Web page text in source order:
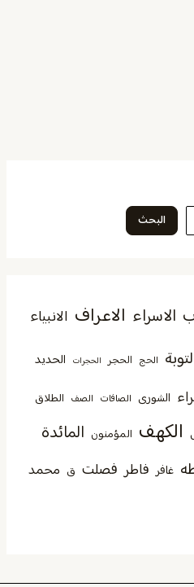
البحث
الاسراء الاعراف الانبياء
الحج الحجر الحجرات الحديد
الشورى الصافات الصف الطلاق
الكهف المؤمنون المائدة
غافر فاطر فصلت ق محمد